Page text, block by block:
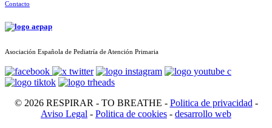
Contacto
Asociación Española de Pediatría de Atención Primaria
© 2026 RESPIRAR - TO BREATHE - Politica de privacidad -
Aviso Legal - Politica de cookies - desarrollo web